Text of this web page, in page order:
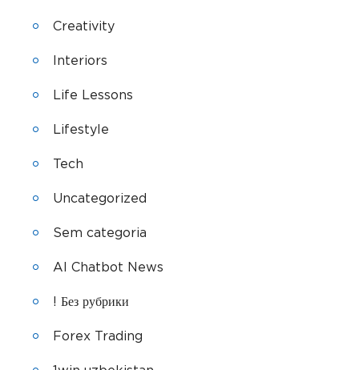
Creativity
Interiors
Life Lessons
Lifestyle
Tech
Uncategorized
Sem categoria
AI Chatbot News
! Без рубрики
Forex Trading